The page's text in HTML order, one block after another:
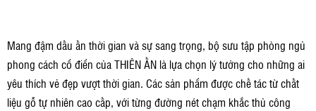
Mang đậm dấu ấn thời gian và sự sang trọng, bộ sưu tập phòng ngủ
phong cách cổ điển của THIÊN ẤN là lựa chọn lý tưởng cho những ai
yêu thích vẻ đẹp vượt thời gian. Các sản phẩm được chế tác từ chất
liệu gỗ tự nhiên cao cấp, với từng đường nét chạm khắc thủ công